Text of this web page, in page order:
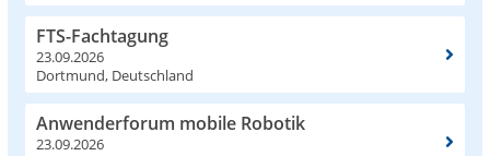
FTS-Fachtagung
23.09.2026
Dortmund, Deutschland
Anwenderforum mobile Robotik
23.09.2026